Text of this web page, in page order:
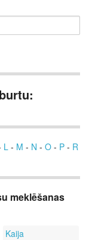
L - M - N - O - P - R
meklēšanas
Kaija